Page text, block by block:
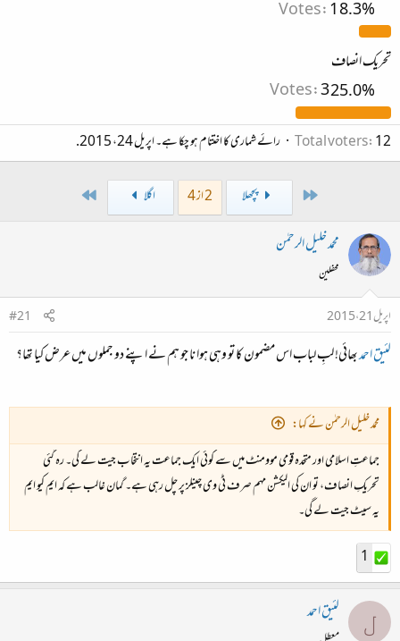
ء
Votes:18.3%
تحریک انصاف
Votes:325.0%
Total voters 12 رائے شماری کا اختتام ہو چکا ہے۔اپریل 24، 2015 .
پچھلا 2 از 4 اگلا
محمد خلیل الرحمٰن
محفلین
اپریل 21، 2015
#21
لئیق احمدبھائی! لبِ لباب اس مضمون کا تو وہی ہوا نا جو ہم نے اپنے دو جملوں میں عرض کیا تھا؟
محمد خلیل الرحمٰن نے کہا:
جماعتِ اسلامی اور متحدہ قومی موومنٹ میں سے کوئی ایک جماعت یہ انتخاب جیت لے گی۔ رہ گئی
تحریکِ انصاف، تو ان کی الیکشن مہم صرف ٹی وی چینلز پر چل رہی ہے۔ گمان غالب ہے کہ ایم کیو ایم
یہ سیٹ جیت لے گی۔
1
ل لئیق احمد